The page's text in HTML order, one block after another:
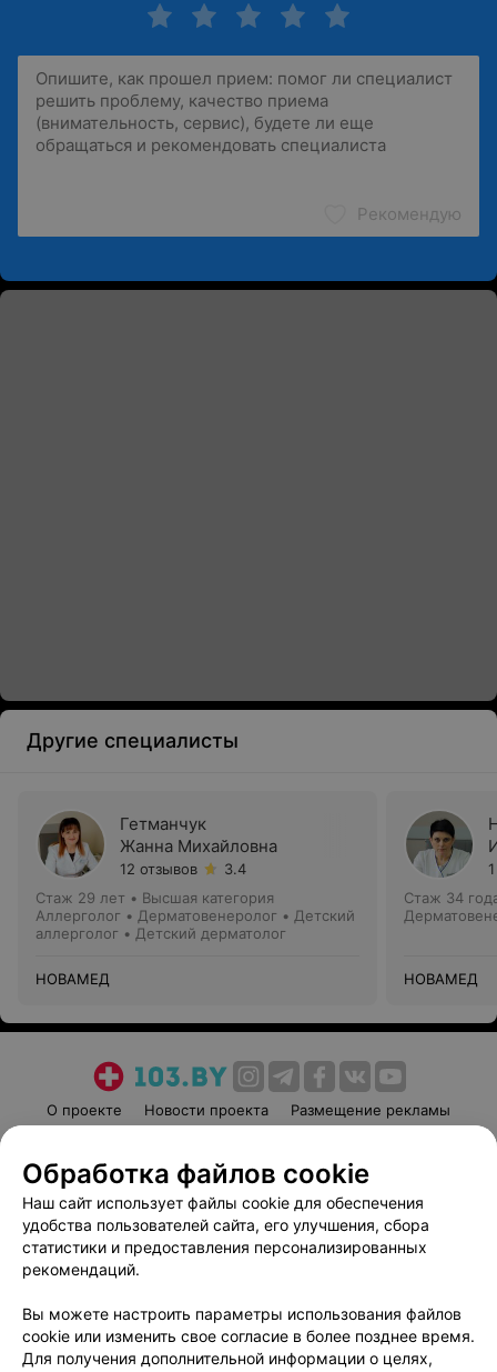
Рекомендую
Другие специалисты
Гетманчук
Жанна Михайловна
12 отзывов
3.4
Стаж 29 лет • Высшая категория
Аллерголог • Дерматовенеролог • Детский
аллерголог • Детский дерматолог
НОВАМЕД
Стаж 34
НОВАМЕД
О проекте Новости проекта
Размещение рекламы
Пользовательское соглашение
Способы оплаты
Вакансии
Партнеры
Написать руководителю 103.by
Обработка персональных данных
Обработка файлов cookie
Наш сайт использует файлы cookie для обеспечения
удобства пользователей сайта, его улучшения, сбора
статистики и предоставления персонализированных
рекомендаций.
Вы можете настроить параметры использования файлов
cookie или изменить свое согласие в более позднее время.
Для получения дополнительной информации о целях,